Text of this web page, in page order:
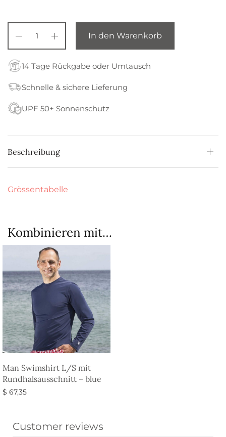
In den Warenkorb
14 Tage Rückgabe oder Umtausch
Schnelle & sichere Lieferung
UPF 50+ Sonnenschutz
Beschreibung
Grössentabelle
Kombinieren mit…
Man Swimshirt L/S mit
Rundhalsausschnitt – blue
$ 67,35
Customer reviews